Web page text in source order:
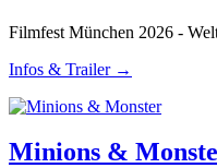
Filmfest München 2026 -
Infos & Trailer →
Minions &